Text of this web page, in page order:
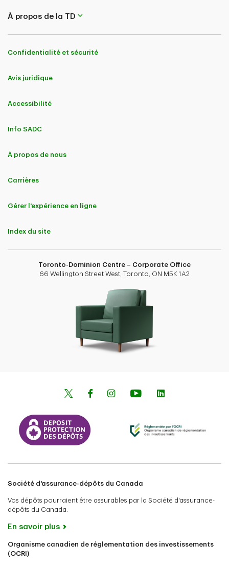
À propos de la TD
Confidentialité et sécurité
Avis juridique
Accessibilité
Info SADC
À propos de nous
Carrières
Gérer l'expérience en ligne
Index du site
Toronto-Dominion Centre – Corporate Office
66 Wellington Street West, Toronto, ON M5K 1A2
Société d'assurance-dépôts du Canada
Vos dépôts pourraient être assurables par la Société d'assurance-
dépôts du Canada.
En savoir plus
Organisme canadien de réglementation des investissements
(OCRI)